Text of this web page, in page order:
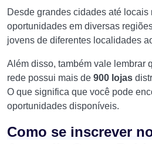
Desde grandes cidades até locais
oportunidades em diversas
jovens de diferentes localidades
Além disso, também vale lembrar
rede possui mais de 900 lojas
O que significa que você pode
oportunidades disponíveis.
Como se inscrever